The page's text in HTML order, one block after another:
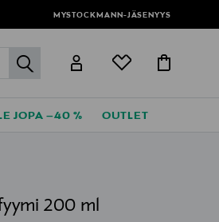
MYSTOCKMANN-JÄSENYYS
label.header.go
JOPA –40 % OUTLET
200 ml